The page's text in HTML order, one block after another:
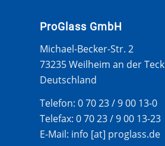
ProGlass GmbH
Michael-Becker-Str. 2
73235 Weilheim an der Teck
Deutschland
Telefon: 0 70 23 / 9 00 13-0
Telefax: 0 70 23 / 9 00 13-23
E-Mail: info [at] proglass.de